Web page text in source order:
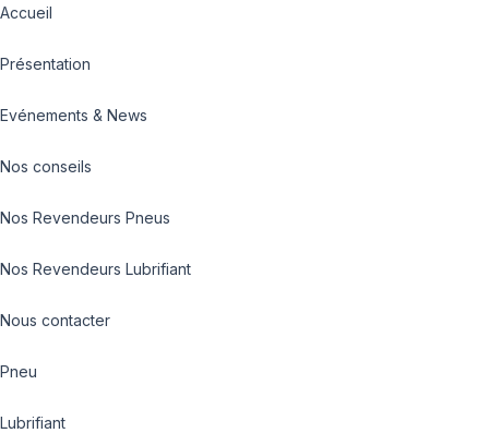
Accueil
Présentation
Evénements & News
Nos conseils
Nos Revendeurs Pneus
Nos Revendeurs Lubrifiant
Nous contacter
Pneu
Lubrifiant